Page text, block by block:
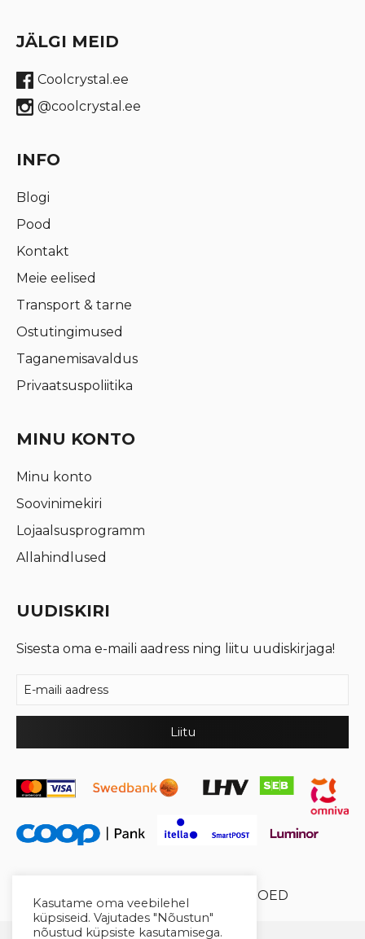
JÄLGI MEID
Coolcrystal.ee
@coolcrystal.ee
INFO
Blogi
Pood
Kontakt
Meie eelised
Transport & tarne
Ostutingimused
Taganemisavaldus
Privaatsuspoliitika
MINU KONTO
Minu konto
Soovinimekiri
Lojaalsusprogramm
Allahindlused
UUDISKIRI
Sisesta oma e-maili aadress ning liitu uudiskirjaga!
© 2026 Cool Crystal OÜ // XYSUM E-POED
Kasutame oma veebilehel
küpsiseid. Vajutades "Nõustun"
nõustud küpsiste kasutamisega.